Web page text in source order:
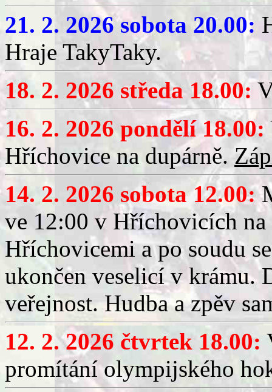
21. 2. 2026 sobota 20.00:
Hraje TakyTaky.
18. 2. 2026 středa 18.00:
16. 2. 2026 pondělí 18.00:
Hříchovice na dupárně.
14. 2. 2026 sobota 12.00:
ve 12:00 v Hříchovicích
Hříchovicemi a po soudu
ukončen veselicí v krámu.
veřejnost. Hudba a zpěv
12. 2. 2026 čtvrtek 18.00:
promítání olympijského